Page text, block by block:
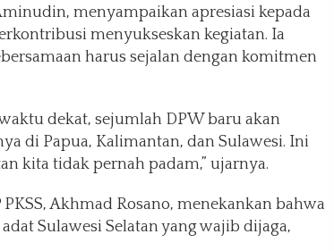
menyampaikan apresiasi kepada
menyukseskan kegiatan. Ia
harus sejalan dengan komitmen
dekat, sejumlah DPW baru akan
di Papua, Kalimantan, dan Sulawesi. Ini
kita tidak pernah padam,” ujarnya.
Akhmad Rosano, menekankan bahwa
Sulawesi Selatan yang wajib dijaga,